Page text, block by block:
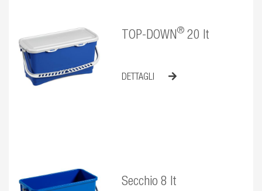
TOP-DOWN®20 lt
DETTAGLI
Secchio 8 lt